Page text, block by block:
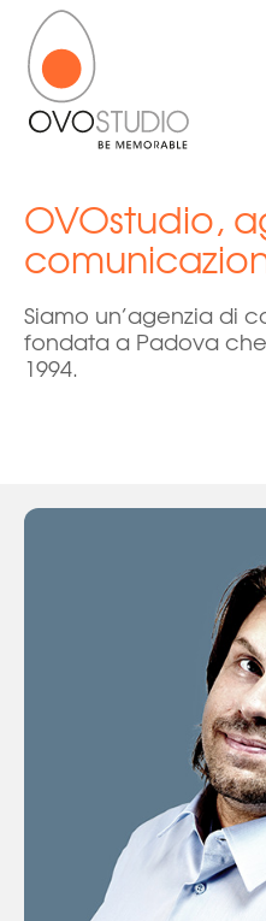
OVOstudio,
Siamo un’agenzia di
fondata a Padova
1994.